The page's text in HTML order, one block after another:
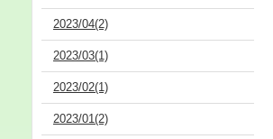
2023/04(2)
2023/03(1)
2023/02(1)
2023/01(2)